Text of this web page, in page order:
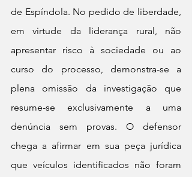
de Espíndola. No pedido de liberdade,
em virtude da liderança rural, não
apresentar risco à sociedade ou ao
curso do processo, demonstra-se a
plena omissão da investigação que
resume-se exclusivamente a uma
denúncia sem provas. O defensor
chega a afirmar em sua peça jurídica
que veículos identificados não foram